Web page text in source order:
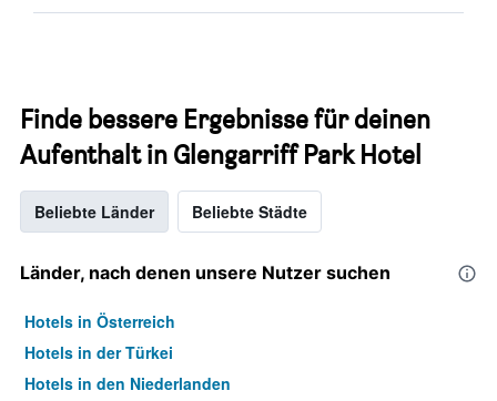
Finde bessere Ergebnisse für deinen
Aufenthalt in Glengarriff Park Hotel
Beliebte Länder Beliebte Städte
Länder, nach denen unsere Nutzer suchen
Hotels in Österreich
Hotels in der Türkei
Hotels in den Niederlanden